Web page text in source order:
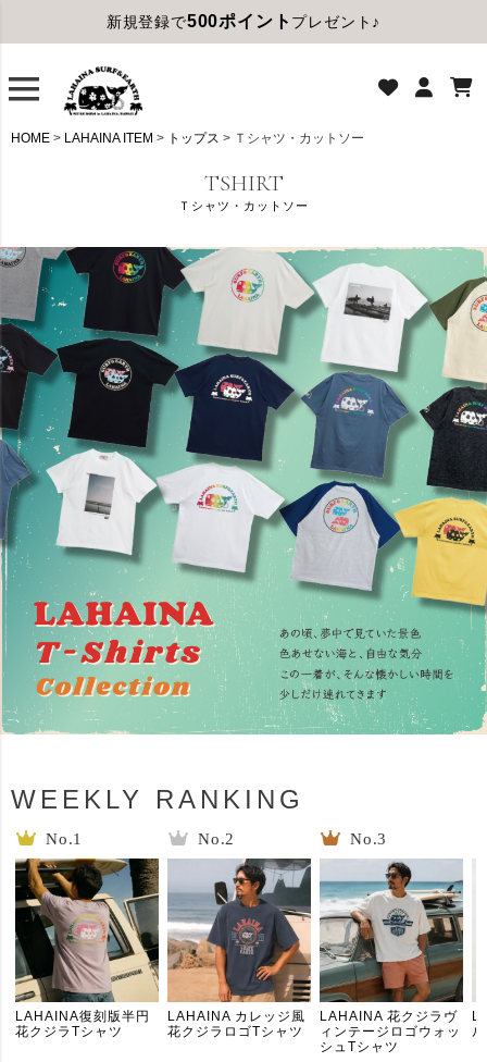
新規登録で500ポイント プレゼント♪
HOME LAHAINA ITEM トップス Ｔシャツ・カットソー
TSHIRT
Ｔシャツ・カットソー
WEEKLY RANKING
LAHAINA復刻版半円
花クジラTシャツ
LAHAINA カレッジ風
花クジラロゴTシャツ
LAHAINA 花クジラヴ
ィンテージロゴウォッ
シュTシャツ